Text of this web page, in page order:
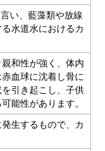
い、藍藻類や放線
水道水におけるカ
和性が強く、体内
血球に沈着し骨に
引き起こし、子供
能性があります。
生するもので、カ